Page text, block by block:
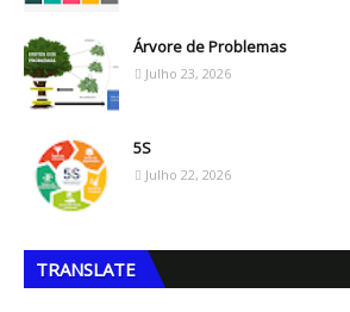
Árvore de Problemas
Julho 23, 2026
5S
Julho 22, 2026
TRANSLATE